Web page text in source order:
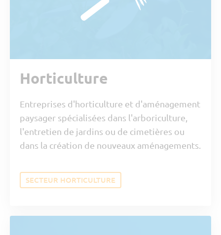
Horticulture
Entreprises d'horticulture et d'aménagement
paysager spécialisées dans l'arboriculture,
l'entretien de jardins ou de cimetières ou
dans la création de nouveaux aménagements.
SECTEUR HORTICULTURE